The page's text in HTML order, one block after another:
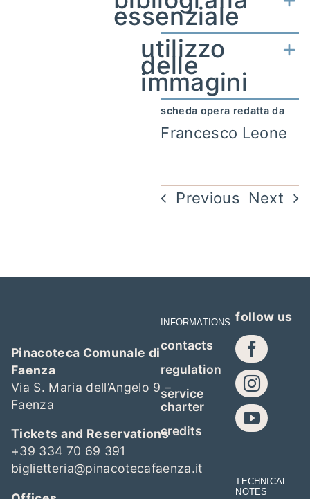
essenziale
utilizzo
delle
immagini
scheda opera redatta da
Francesco Leone
Previous Next
Pinacoteca Comunale di
Faenza
Via S. Maria dell’Angelo 9 –
Faenza
Tickets and Reservations
+39 334 70 69 391
biglietteria@pinacotecafaenza.it
INFORMATIONS
contacts
regulation
service
charter
credits
follow us
TECHNICAL
NOTES